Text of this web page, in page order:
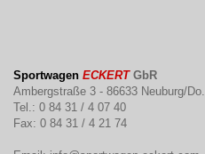
Sportwagen ECKERTGbR
Ambergstraße 3 - 86633 Neuburg/Do.
Tel.: 0 84 31 / 4 07 40
Fax: 0 84 31 / 4 21 74